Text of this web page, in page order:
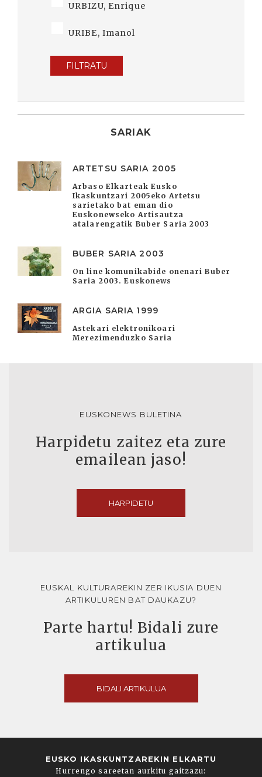
URBIZU, Enrique
URIBE, Imanol
FILTRATU
SARIAK
ARTETSU SARIA 2005
Arbaso Elkarteak Eusko
Ikaskuntzari 2005eko Artetsu
sarietako bat eman dio
Euskonewseko Artisautza
atalarengatik Buber Saria 2003
BUBER SARIA 2003
On line komunikabide onenari Buber
Saria 2003. Euskonews
ARGIA SARIA 1999
Astekari elektronikoari
Merezimenduzko Saria
EUSKONEWS BULETINA
Harpidetu zaitez eta zure
emailean jaso!
HARPIDETU
EUSKAL KULTURAREKIN ZER IKUSIA DUEN
ARTIKULUREN BAT DAUKAZU?
Parte hartu! Bidali zure
artikulua
BIDALI ARTIKULUA
EUSKO IKASKUNTZAREKIN ELKARTU
Hurrengo sareetan aurkitu gaitzazu: